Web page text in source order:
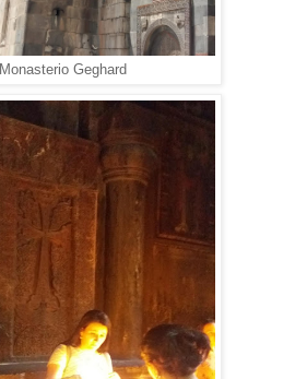
Monasterio Geghard